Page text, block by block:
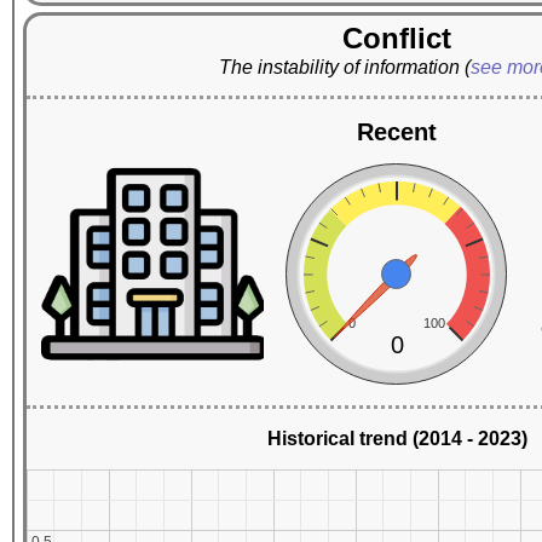
Conflict
The instability of information (see
Recent
0 100
0
Historical trend (2014 - 2023)